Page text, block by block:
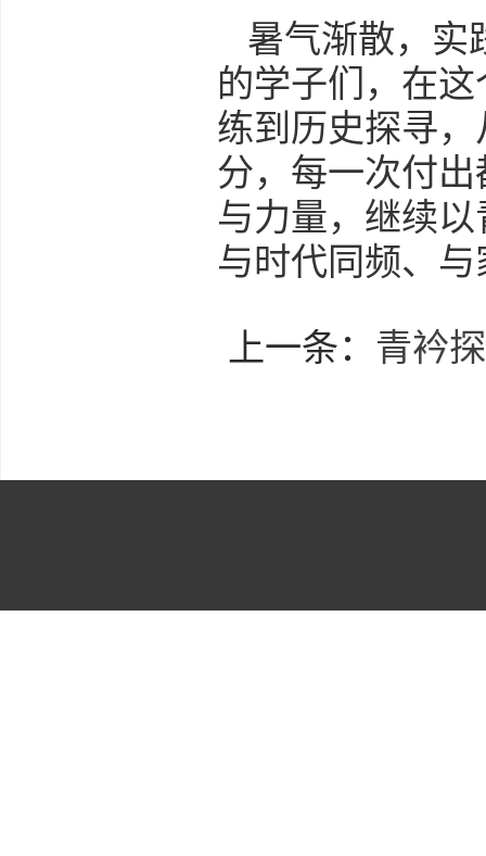
暑气渐散，实
的学子们，在
练到历史探寻
分，每一次付
与力量，继续
与时代同频、
上一条： 青衿